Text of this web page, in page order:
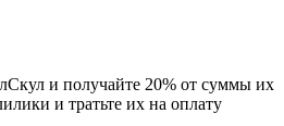
и получайте 20% от суммы их
и тратьте их на оплату